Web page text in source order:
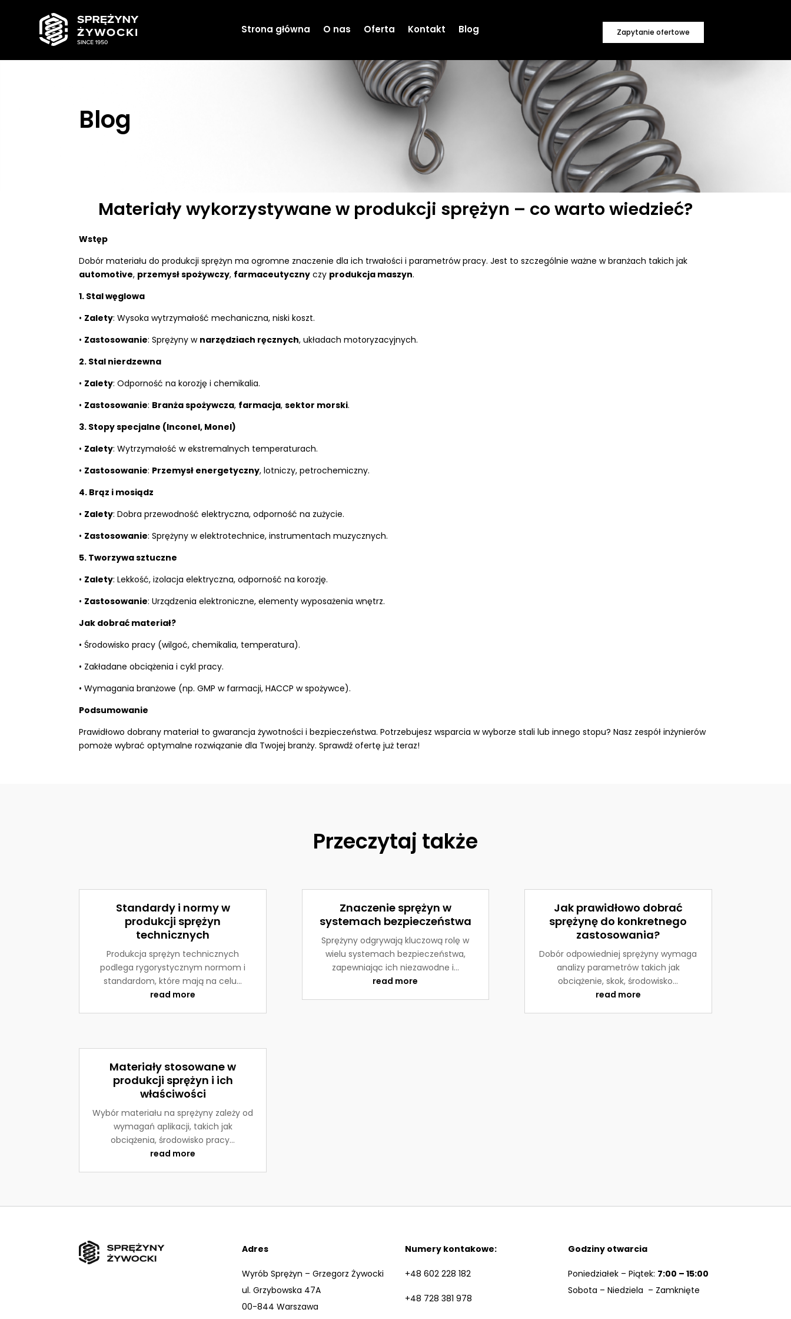
Strona główna O nas Oferta Kontakt Blog Zapytanie ofertowe
Blog
Materiały wykorzystywane w produkcji sprężyn – co warto wiedzieć?
Wstęp
Dobór materiału do produkcji sprężyn ma ogromne znaczenie dla ich trwałości i parametrów pracy. Jest to szczególnie ważne w branżach takich jak
automotive, przemysł spożywczy, farmaceutyczny czy produkcja maszyn.
1. Stal węglowa
• Zalety: Wysoka wytrzymałość mechaniczna, niski koszt.
• Zastosowanie: Sprężyny w narzędziach ręcznych, układach motoryzacyjnych.
2. Stal nierdzewna
• Zalety: Odporność na korozję i chemikalia.
• Zastosowanie: Branża spożywcza, farmacja,sektor morski.
3. Stopy specjalne (Inconel, Monel)
• Zalety: Wytrzymałość w ekstremalnych temperaturach.
• Zastosowanie: Przemysł energetyczny, lotniczy, petrochemiczny.
4. Brąz i mosiądz
• Zalety: Dobra przewodność elektryczna, odporność na zużycie.
• Zastosowanie: Sprężyny w elektrotechnice, instrumentach muzycznych.
5. Tworzywa sztuczne
• Zalety: Lekkość, izolacja elektryczna, odporność na korozję.
• Zastosowanie: Urządzenia elektroniczne, elementy wyposażenia wnętrz.
Jak dobrać materiał?
• Środowisko pracy (wilgoć, chemikalia, temperatura).
• Zakładane obciążenia i cykl pracy.
• Wymagania branżowe (np. GMP w farmacji, HACCP w spożywce).
Podsumowanie
Prawidłowo dobrany materiał to gwarancja żywotności i bezpieczeństwa. Potrzebujesz wsparcia w wyborze stali lub innego stopu? Nasz zespół inżynierów
pomoże wybrać optymalne rozwiązanie dla Twojej branży. Sprawdź ofertę już teraz!
Przeczytaj także
Standardy i normy w
produkcji sprężyn
technicznych
Produkcja sprężyn technicznych
podlega rygorystycznym normom i
standardom, które mają na celu...
read more
Materiały stosowane w
produkcji sprężyn i ich
właściwości
Wybór materiału na sprężyny zależy od
wymagań aplikacji, takich jak
obciążenia, środowisko pracy...
read more
Znaczenie sprężyn w
systemach bezpieczeństwa
Sprężyny odgrywają kluczową rolę w
wielu systemach bezpieczeństwa,
zapewniając ich niezawodne i...
read more
Jak prawidłowo dobrać
sprężynę do konkretnego
zastosowania?
Dobór odpowiedniej sprężyny wymaga
analizy parametrów takich jak
obciążenie, skok, środowisko...
read more
Adres
Wyrób Sprężyn – Grzegorz Żywocki
ul. Grzybowska 47A
00-844 Warszawa
Numery kontakowe:
+48 602 228 182
+48 728 381 978
Godziny otwarcia
Poniedziałek – Piątek: 7:00 – 15:00
Sobota – Niedziela – Zamknięte